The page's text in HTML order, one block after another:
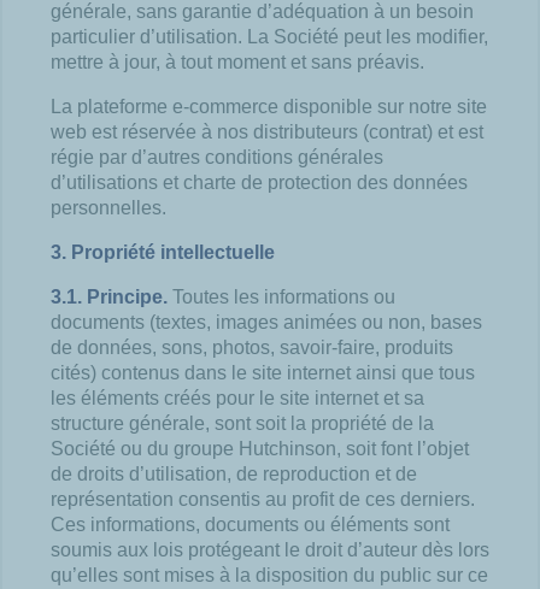
générale, sans garantie d’adéquation à un besoin
particulier d’utilisation. La Société peut les modifier,
mettre à jour, à tout moment et sans préavis.
La plateforme e-commerce disponible sur notre site
web est réservée à nos distributeurs (contrat) et est
régie par d’autres conditions générales
d’utilisations et charte de protection des données
personnelles.
3. Propriété intellectuelle
3.1. Principe. Toutes les informations ou
documents (textes, images animées ou non, bases
de données, sons, photos, savoir-faire, produits
cités) contenus dans le site internet ainsi que tous
les éléments créés pour le site internet et sa
structure générale, sont soit la propriété de la
Société ou du groupe Hutchinson, soit font l’objet
de droits d’utilisation, de reproduction et de
représentation consentis au profit de ces derniers.
Ces informations, documents ou éléments sont
soumis aux lois protégeant le droit d’auteur dès lors
qu’elles sont mises à la disposition du public sur ce